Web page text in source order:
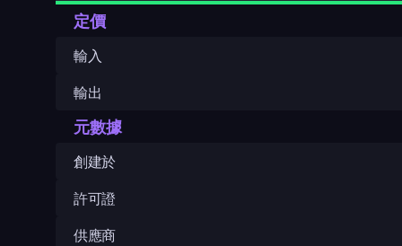
定價
輸入
輸出
元數據
創建於
許可證
供應商